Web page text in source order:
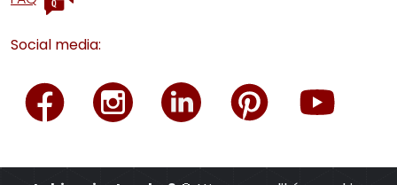
Social media: